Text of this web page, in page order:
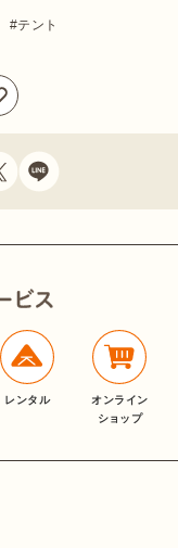
テント
レンタル
オンライン
ショップ